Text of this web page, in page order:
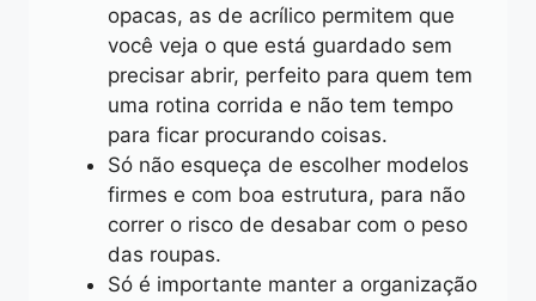
opacas, as de acrílico permitem que
você veja o que está guardado sem
precisar abrir, perfeito para quem tem
uma rotina corrida e não tem tempo
para ficar procurando coisas.
Só não esqueça de escolher modelos
firmes e com boa estrutura, para não
correr o risco de desabar com o peso
das roupas.
Só é importante manter a organização